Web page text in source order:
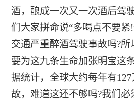
酒，酿成一次又一次酒后驾
们大家拼命说“多喝点不要
交通严重醉酒驾驶事故吗?
要为这九条生命加张明宝这
据统计，全球大约每年有
故，难道这还不够吗?我们